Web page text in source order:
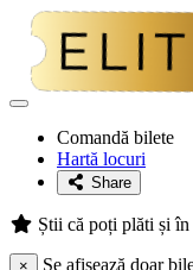
Adaugă
favoriteComandă bilete
Hartă locuri
Share
Știi că poți plăti și în
×
Se afișează doar